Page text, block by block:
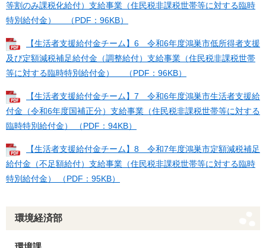
等割のみ課税化給付）支給事業（住民税非課税世帯等に対する臨時
特別給付金） （PDF：96KB）
【生活者支援給付金チーム】6 令和6年度鴻巣市低所得者支援
及び定額減税補足給付金（調整給付）支給事業（住民税非課税世帯
等に対する臨時特別給付金） （PDF：96KB）
【生活者支援給付金チーム】7 令和6年度鴻巣市生活者支援給
付金（令和6年度国補正分）支給事業（住民税非課税世帯等に対する
臨時特別給付金） （PDF：94KB）
【生活者支援給付金チーム】8 令和7年度鴻巣市定額減税補足
給付金（不足額給付）支給事業（住民税非課税世帯等に対する臨時
特別給付金） （PDF：95KB）
環境経済部